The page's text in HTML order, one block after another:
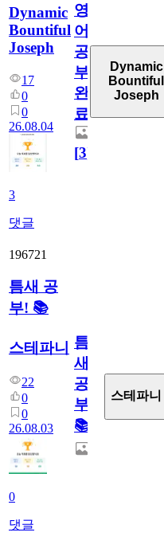
Dynamic
Bountiful
Joseph
17
0
0
26.08.04
3
댓글
영
어
공
부
완
료
[3]
Dynamic
Bountiful
Joseph
196721
틈새 공
부! 📚
스테파니
22
0
0
26.08.03
0
댓글
틈
새
공
부!
📚
스테파니